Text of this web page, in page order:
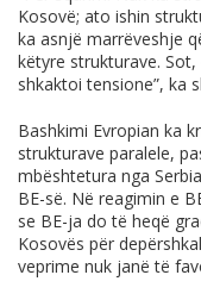
Kosovë; ato ishin
ka asnjë marrëveshje
këtyre strukturave.
shkaktoi tensione”, ka
Bashkimi Evropian ka
strukturave paralele,
mbështetura nga
BE-së. Në reagimin e
se BE-ja do të heqë
Kosovës për
veprime nuk janë të